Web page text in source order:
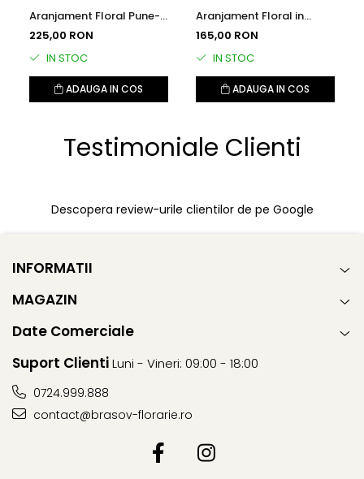
Aranjament Floral Pune-ti
o Dorinta
225,00 RON
IN STOC
ADAUGA IN COS
Aranjament Floral in
Cutie Plic Iubire de Vara
165,00 RON
IN STOC
ADAUGA IN COS
Testimoniale Clienti
Descopera review-urile clientilor de pe Google
INFORMATII
MAGAZIN
Date Comerciale
Suport ClientiLuni - Vineri: 09:00 - 18:00
0724.999.888
contact@brasov-florarie.ro